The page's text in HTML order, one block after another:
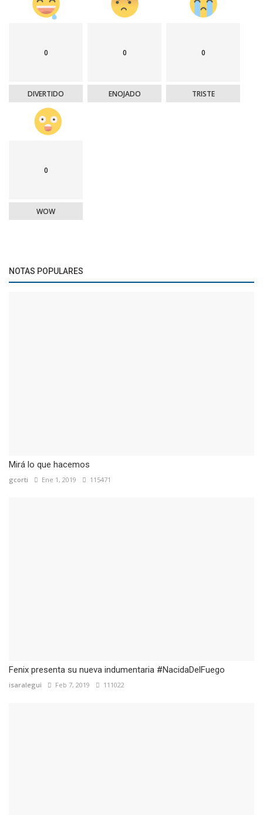
0
DIVERTIDO
0
ENOJADO
0
TRISTE
0
WOW
NOTAS POPULARES
Mirá lo que hacemos
gcorti Ene 1, 2019 115471
Fenix presenta su nueva indumentaria #NacidaDelFuego
isaralegui Feb 7, 2019 111022